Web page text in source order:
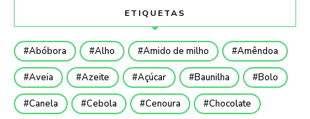
ETIQUETAS
Abóbora Alho Amido de milho Amêndoa
Aveia Azeite Açúcar Baunilha Bolo
Canela Cebola Cenoura Chocolate